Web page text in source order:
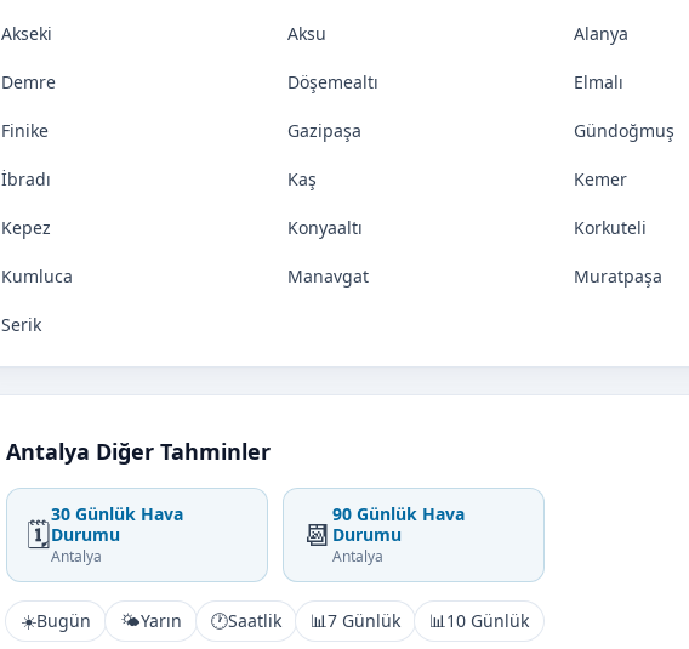
Akseki Aksu Alanya
Demre Döşemealtı Elmalı
Finike Gazipaşa Gündoğmuş
İbradı Kaş Kemer
Kepez Konyaaltı Korkuteli
Kumluca Manavgat Muratpaşa
Serik
Antalya Diğer Tahminler
🗓️
30 Günlük Hava
Durumu
Antalya
📆
90 Günlük Hava
Durumu
Antalya
☀️Bugün 🌤️Yarın 🕐Saatlik 📊7 Günlük 📊10 Günlük